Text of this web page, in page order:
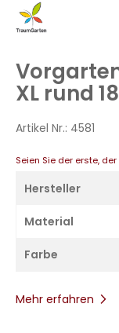
Zum
Anfang
springen
XL rund
Artikel Nr.: 4581
Seien Sie der erste,
Hersteller
Material
Farbe
Mehr erfahren